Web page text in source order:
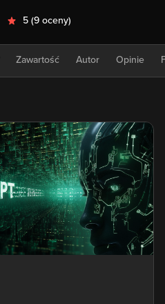
5 (9 oceny)
Zawartość Autor Opinie